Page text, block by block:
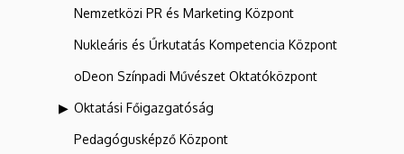
Nemzetközi PR és Marketing Központ
Nukleáris és Űrkutatás Kompetencia Központ
oDeon Színpadi Művészet Oktatóközpont
Oktatási Főigazgatóság
Pedagógusképző Központ